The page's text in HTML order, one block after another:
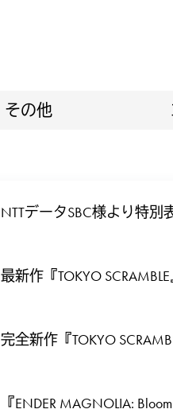
その他
NTTデータSBC様より特
最新作『TOKYO
完全新作『TOKYO
『ENDER MAGNOLIA: